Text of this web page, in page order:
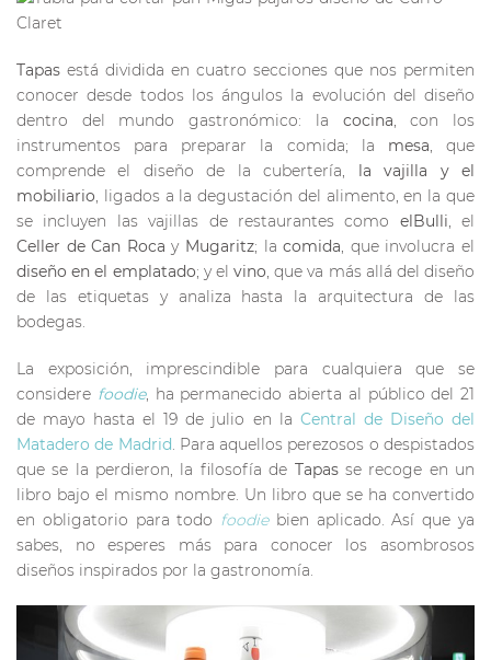
Tapas está dividida en cuatro secciones que nos permiten
conocer desde todos los ángulos la evolución del diseño
dentro del mundo gastronómico: la cocina, con los
instrumentos para preparar la comida; la mesa, que
comprende el diseño de la cubertería, la vajilla y el
mobiliario, ligados a la degustación del alimento, en la que
se incluyen las vajillas de restaurantes como elBulli, el
Celler de Can Roca y Mugaritz; lacomida, que involucra el
diseño en el emplatado; y el vino, que va más allá del diseño
de las etiquetas y analiza hasta la arquitectura de las
bodegas.
La exposición, imprescindible para cualquiera que se
considere foodie, ha permanecido abierta al público del 21
de mayo hasta el 19 de julio en la Central de Diseño del
Matadero de Madrid. Para aquellos perezosos o despistados
que se la perdieron, la filosofía de Tapasse recoge en un
libro bajo el mismo nombre. Un libro que se ha convertido
en obligatorio para todo foodiebien aplicado. Así que ya
sabes, no esperes más para conocer los asombrosos
diseños inspirados por la gastronomía.